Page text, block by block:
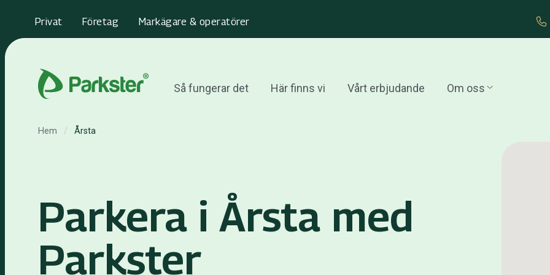
Privat Företag Markägare & operatörer
Så fungerar det Här finns vi Vårt erbjudande Om oss
Hem / Årsta
Parkera i Årsta med
Parkster